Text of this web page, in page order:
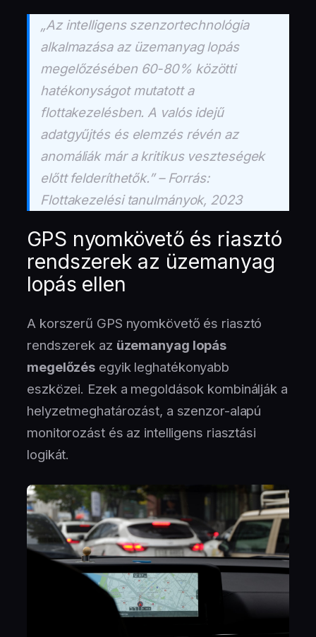
„Az intelligens szenzortechnológia
alkalmazása az üzemanyag lopás
megelőzésében 60-80% közötti
hatékonyságot mutatott a
flottakezelésben. A valós idejű
adatgyűjtés és elemzés révén az
anomáliák már a kritikus veszteségek
előtt felderíthetők.” – Forrás:
Flottakezelési tanulmányok, 2023
GPS nyomkövető és riasztó
rendszerek az üzemanyag
lopás ellen
A korszerű GPS nyomkövető és riasztó
rendszerek az üzemanyag lopás
megelőzés egyik leghatékonyabb
eszközei. Ezek a megoldások kombinálják a
helyzetmeghatározást, a szenzor-alapú
monitorozást és az intelligens riasztási
logikát.